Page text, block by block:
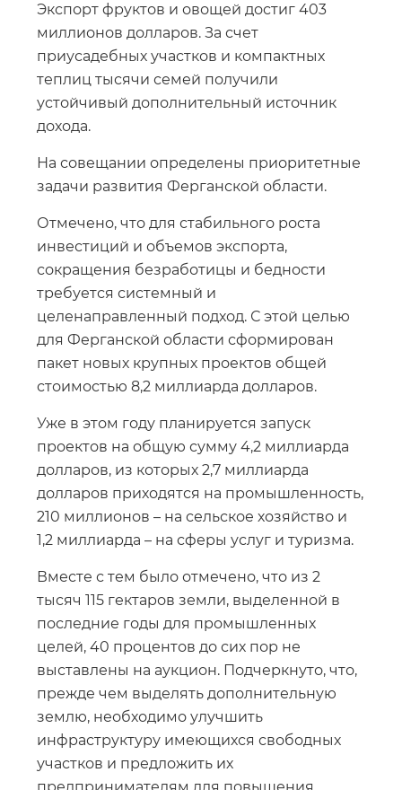
Экспорт фруктов и овощей достиг 403
миллионов долларов. За счет
приусадебных участков и компактных
теплиц тысячи семей получили
устойчивый дополнительный источник
дохода.
На совещании определены приоритетные
задачи развития Ферганской области.
Отмечено, что для стабильного роста
инвестиций и объемов экспорта,
сокращения безработицы и бедности
требуется системный и
целенаправленный подход. С этой целью
для Ферганской области сформирован
пакет новых крупных проектов общей
стоимостью 8,2 миллиарда долларов.
Уже в этом году планируется запуск
проектов на общую сумму 4,2 миллиарда
долларов, из которых 2,7 миллиарда
долларов приходятся на промышленность,
210 миллионов – на сельское хозяйство и
1,2 миллиарда – на сферы услуг и туризма.
Вместе с тем было отмечено, что из 2
тысяч 115 гектаров земли, выделенной в
последние годы для промышленных
целей, 40 процентов до сих пор не
выставлены на аукцион. Подчеркнуто, что,
прежде чем выделять дополнительную
землю, необходимо улучшить
инфраструктуру имеющихся свободных
участков и предложить их